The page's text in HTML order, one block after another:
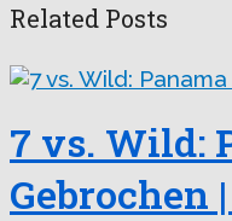
Related Posts
7 vs. Wild:
Gebrochen